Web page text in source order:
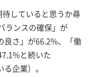
していると思うか尋
ランスの確保」が
良さ」が66.2%、「働
と続いた
企業）。